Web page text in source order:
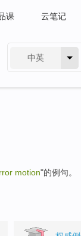
课 云笔记
中英
motion"的例句。